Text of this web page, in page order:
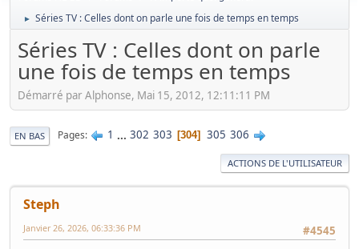
► Séries TV : Celles dont on parle une fois de temps en temps
Séries TV : Celles dont on parle
une fois de temps en temps
Démarré par Alphonse, Mai 15, 2012, 12:11:11 PM
EN BAS Pages 1 ... 302 303 304 305 306
ACTIONS DE L'UTILISATEUR
Steph
#4545
Janvier 26, 2026, 06:33:36 PM